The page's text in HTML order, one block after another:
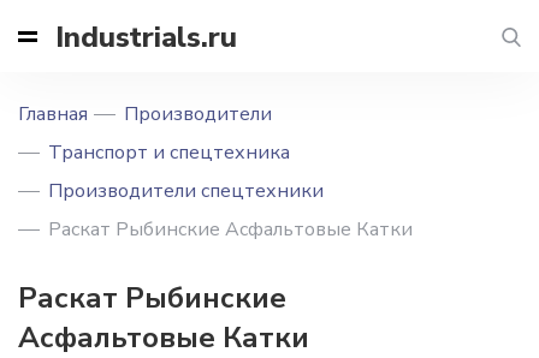
Industrials.ru
Главная
Производители
Транспорт и спецтехника
Производители спецтехники
Раскат Рыбинские Асфальтовые Катки
Раскат Рыбинские
Асфальтовые Катки